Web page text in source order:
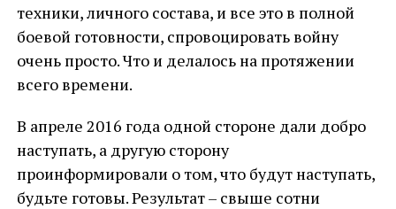
техники, личного состава, и все это в полной
боевой готовности, спровоцировать войну
очень просто. Что и делалось на протяжении
всего времени.
В апреле 2016 года одной стороне дали добро
наступать, а другую сторону
проинформировали о том, что будут наступать,
будьте готовы. Результат – свыше сотни